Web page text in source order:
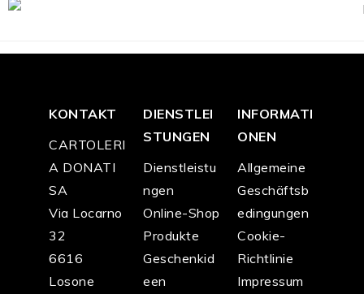
KONTAKT
CARTOLERI
A DONATI
SA
Via Locarno
32
6616
Losone
DIENSTLEI
STUNGEN
Dienstleistu
ngen
Online-Shop
Produkte
Geschenkid
een
INFORMATI
ONEN
Allgemeine
Geschäftsb
edingungen
Cookie-
Richtlinie
Impressum